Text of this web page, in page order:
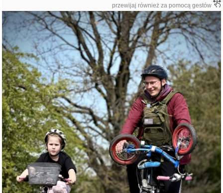
przewijaj również za pomocą gestów